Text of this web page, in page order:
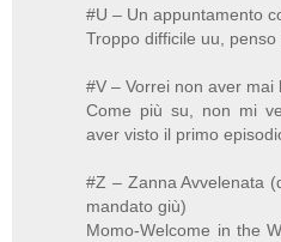
#U – Un appuntamento
Troppo difficile uu,
#V – Vorrei non aver mai
Come più su, non mi
aver visto il primo
#Z – Zanna Avvelenata
mandato giù)
Momo-Welcome in the